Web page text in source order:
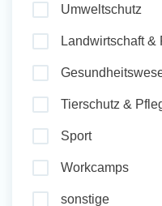
Umweltschutz
Landwirtschaft &
Tierschutz &
Sport
Workcamps
sonstige